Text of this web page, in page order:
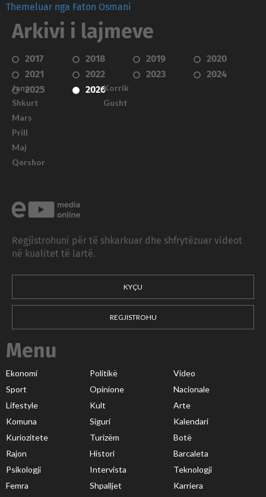
Themeluar nga Faton Osmani
Arkivi i lajmeve
2017 2018 2019
2020
2021
2022 2023
2024
2025
2026
Janar
Shkurt
Mars
Prill
Maj
Qershor
Korrik
Gusht
Regjistrohuni për të shkarkuar dhe shfrytëzuar videot
në kualitet të lartë.
KYÇU
REGJISTROHU
Menu
Ekonomi Politikë
Video
Sport
Opinione
Nacionale
Lifestyle
Kult
Arte
Komuna
Siguri
Kalendari
Kuriozitete
Turizëm
Botë
Rajon
Histori
Barcaleta
Psikologji
Intervista
Teknologji
Femra
Shpalljet Karriera